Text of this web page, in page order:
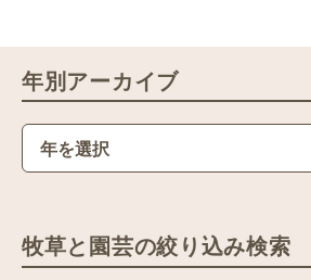
年別アーカイブ
牧草と園芸の絞り込み検索